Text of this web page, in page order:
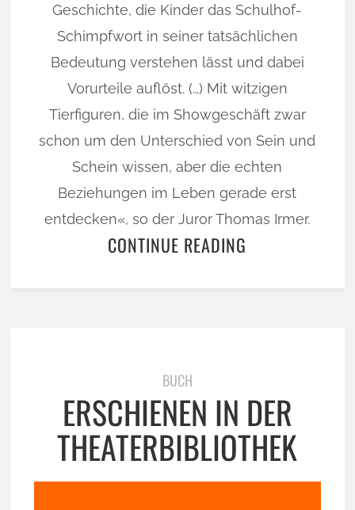
Geschichte, die Kinder das Schulhof-
Schimpfwort in seiner tatsächlichen
Bedeutung verstehen lässt und dabei
Vorurteile auflöst. (…) Mit witzigen
Tierfiguren, die im Showgeschäft zwar
schon um den Unterschied von Sein und
Schein wissen, aber die echten
Beziehungen im Leben gerade erst
entdecken«, so der Juror Thomas Irmer.
CONTINUE READING
BUCH
ERSCHIENEN IN DER
THEATERBIBLIOTHEK